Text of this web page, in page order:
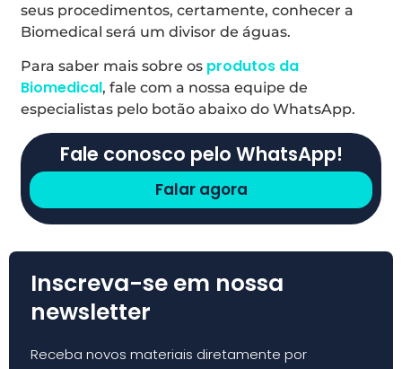
seus procedimentos, certamente, conhecer a
Biomedical será um divisor de águas.
Para saber mais sobre os produtos da
Biomedical, fale com a nossa equipe de
especialistas pelo botão abaixo do WhatsApp.
Fale conosco pelo WhatsApp!
Falar agora
Inscreva-se em nossa
newsletter
Receba novos materiais diretamente por